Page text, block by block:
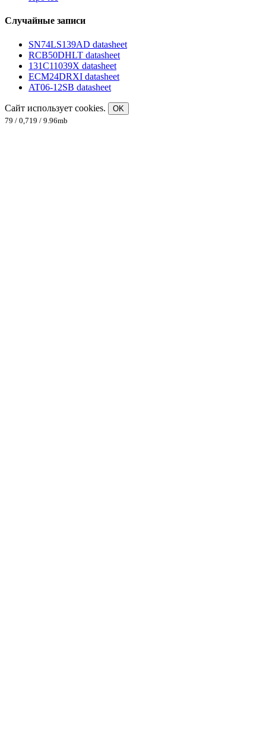
Случайные записи
SN74LS139AD datasheet
RCB50DHLT datasheet
131C11039X datasheet
ECM24DRXI datasheet
AT06-12SB datasheet
Сайт использует cookies.
OK
79 / 0,719 / 9.96mb